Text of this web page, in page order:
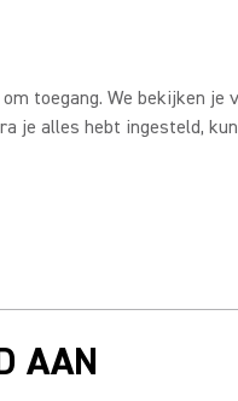
toegang. We bekijken je
je alles hebt ingesteld,
AAN